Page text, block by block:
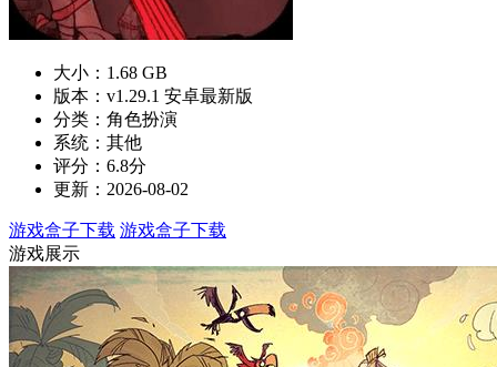
大小：1.68 GB
版本：v1.29.1 安卓最新版
分类：角色扮演
系统：其他
评分：6.8分
更新：2026-08-02
游戏盒子下载 游戏盒子下载
游戏展示